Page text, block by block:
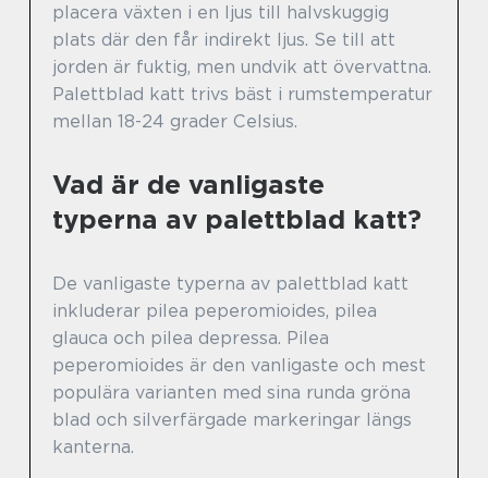
placera växten i en ljus till halvskuggig
plats där den får indirekt ljus. Se till att
jorden är fuktig, men undvik att övervattna.
Palettblad katt trivs bäst i rumstemperatur
mellan 18-24 grader Celsius.
Vad är de vanligaste
typerna av palettblad katt?
De vanligaste typerna av palettblad katt
inkluderar pilea peperomioides, pilea
glauca och pilea depressa. Pilea
peperomioides är den vanligaste och mest
populära varianten med sina runda gröna
blad och silverfärgade markeringar längs
kanterna.